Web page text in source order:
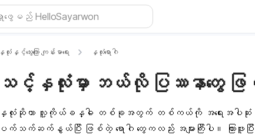
နှလုံးနှင့်သွေးကြော ကျန်းမာရေး နှလုံးရောဂါ
သင့်နှလုံးမှာ ဘယ်လို ပြဿနာတွေ
နှလုံးဆိုတာ လူ့ကိုယ်ခန္ဓါ တစ်ခုအတွက် တစ်ကယ်ကို အရေးအပါဆုံ
ပက်သက်ဆက်နွယ်ပြီး ဖြစ်တဲ့ ရောဂါ တွေကလည်း အများကြီးပါ။ ကြားဖူ